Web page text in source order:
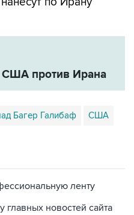
против Ирана
Багер Галибаф США
ленту
главных новостей сайта